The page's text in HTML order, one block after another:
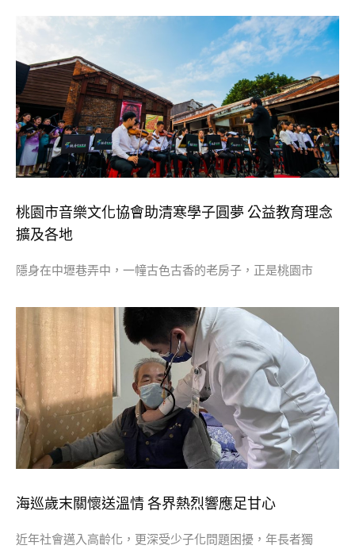
桃園市音樂文化協會助清寒學子圓夢 公益教育理念
擴及各地
隱身在中壢巷弄中，一幢古色古香的老房子，正是桃園市
海巡歲末關懷送溫情 各界熱烈響應足甘心
近年社會邁入高齡化，更深受少子化問題困擾，年長者獨